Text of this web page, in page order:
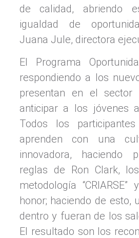
de calidad, abriendo
igualdad de
Juana Jule, directora
El Programa
respondiendo a los
presentan en el sector
anticipar a los jóvenes
Todos los
aprenden con una
innovadora, haciendo
reglas de Ron Clark,
metodología
honor; haciendo de esto,
dentro y fueran de los
El resultado son los